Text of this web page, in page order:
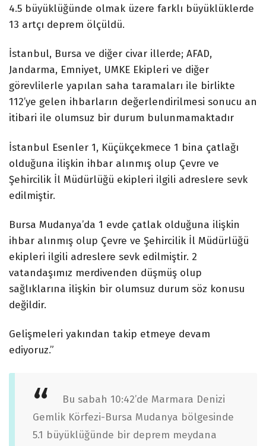
4.5 büyüklüğünde olmak üzere farklı büyüklüklerde
13 artçı deprem ölçüldü.
İstanbul, Bursa ve diğer civar illerde; AFAD,
Jandarma, Emniyet, UMKE Ekipleri ve diğer
görevlilerle yapılan saha taramaları ile birlikte
112’ye gelen ihbarların değerlendirilmesi sonucu an
itibari ile olumsuz bir durum bulunmamaktadır
İstanbul Esenler 1, Küçükçekmece 1 bina çatlağı
olduğuna ilişkin ihbar alınmış olup Çevre ve
Şehircilik İl Müdürlüğü ekipleri ilgili adreslere sevk
edilmiştir.
Bursa Mudanya’da 1 evde çatlak olduğuna ilişkin
ihbar alınmış olup Çevre ve Şehircilik İl Müdürlüğü
ekipleri ilgili adreslere sevk edilmiştir. 2
vatandaşımız merdivenden düşmüş olup
sağlıklarına ilişkin bir olumsuz durum söz konusu
değildir.
Gelişmeleri yakından takip etmeye devam
ediyoruz.”
Bu sabah 10:42’de Marmara Denizi
Gemlik Körfezi-Bursa Mudanya bölgesinde
5.1 büyüklüğünde bir deprem meydana